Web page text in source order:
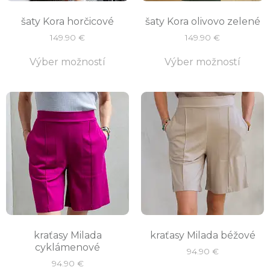
šaty Kora horčicové
149.90 €
Výber možností
šaty Kora olivovo zelené
149.90 €
Výber možností
kraťasy Milada
cyklámenové
94.90 €
kraťasy Milada béžové
94.90 €